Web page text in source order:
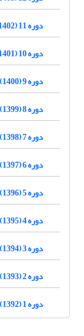
دوره 11 (1402)
دوره 10 (1401)
دوره 9 (1400)
دوره 8 (1399)
دوره 7 (1398)
دوره 6 (1397)
دوره 5 (1396)
دوره 4 (1395)
دوره 3 (1394)
دوره 2 (1393)
دوره 1 (1392)